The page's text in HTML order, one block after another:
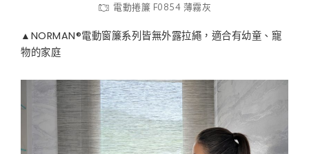
電動捲簾 F0854 薄霧灰
▲NORMAN®電動窗簾系列皆無外露拉繩，適合有幼童、寵
物的家庭